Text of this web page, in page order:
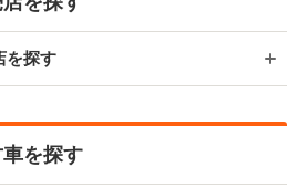
を探す
を探す